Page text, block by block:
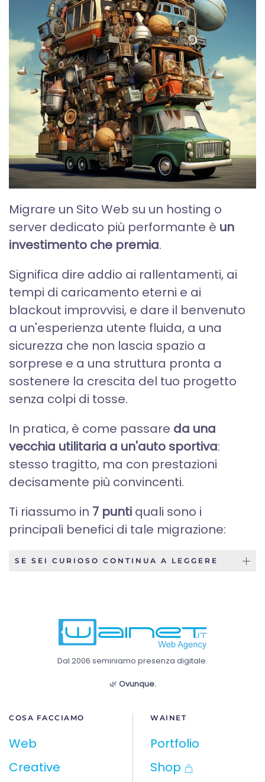
Migrare un Sito Web su un hosting o
server dedicato più performante è un
investimento che premia.
Significa dire addio ai rallentamenti, ai
tempi di caricamento eterni e ai
blackout improvvisi, e dare il benvenuto
a un'esperienza utente fluida, a una
sicurezza che non lascia spazio a
sorprese e a una struttura pronta a
sostenere la crescita del tuo progetto
senza colpi di tosse.
In pratica, è come passare da una
vecchia utilitaria a un'auto sportiva:
stesso tragitto, ma con prestazioni
decisamente più convincenti.
Ti riassumo in 7 punti quali sono i
principali benefici di tale migrazione:
SE SEI CURIOSO CONTINUA A LEGGERE
Dal 2006 seminiamo presenza digitale.
🌿 Ovunque.
COSA FACCIAMO
Web
Creative
WAINET
Portfolio
Shop